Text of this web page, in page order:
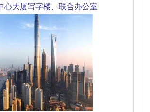
心大厦写字楼、联合办公室